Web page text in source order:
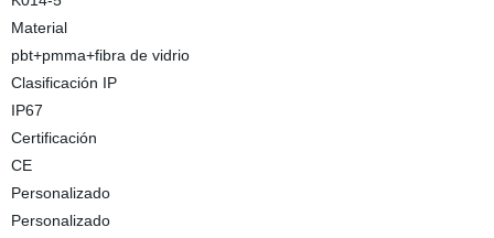
Material
pbt+pmma+fibra de vidrio
Clasificación IP
IP67
Certificación
CE
Personalizado
Personalizado